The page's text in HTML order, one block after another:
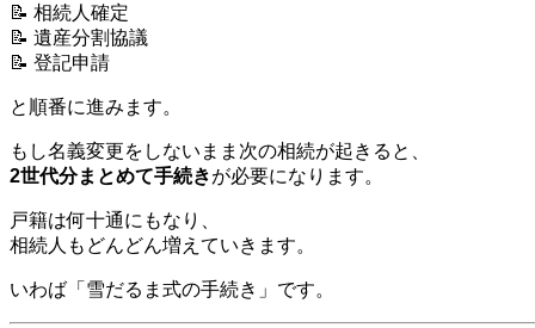
📝 相続人確定
📝 遺産分割協議
📝 登記申請
と順番に進みます。
もし名義変更をしないまま次の相続が起きると、
2世代分まとめて手続きが必要になります。
戸籍は何十通にもなり、
相続人もどんどん増えていきます。
いわば「雪だるま式の手続き」です。